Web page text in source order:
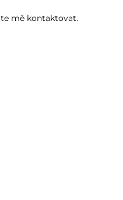
mě kontaktovat.